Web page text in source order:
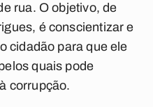
rua. O objetivo, de
é conscientizar e
cidadão para que ele
quais pode
corrupção.